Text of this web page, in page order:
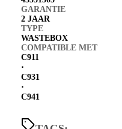
GARANTIE
2 JAAR
TYPE
WASTEBOX
COMPATIBLE MET
C911
⋅
C931
⋅
C941